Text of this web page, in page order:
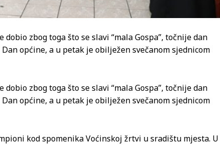
zbog toga što se slavi “mala Gospa”, točnije dan
općine, a u petak je obilježen svečanom sjednicom
zbog toga što se slavi “mala Gospa”, točnije dan
općine, a u petak je obilježen svečanom sjednicom
kod spomenika Voćinskoj žrtvi u sradištu mjesta. U